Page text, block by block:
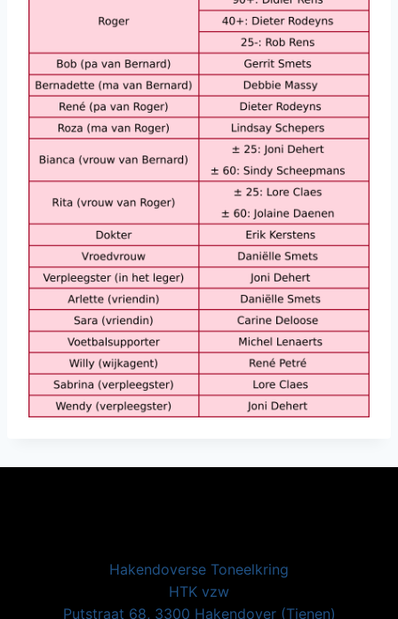
Hakendoverse Toneelkring
HTK vzw
Putstraat 68, 3300 Hakendover (Tienen)